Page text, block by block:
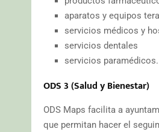
aparatos y equipos
servicios médicos y
servicios dentales
servicios paramédicos.
ODS 3 (Salud y Bienestar)
ODS Maps facilita a
que permitan hacer el